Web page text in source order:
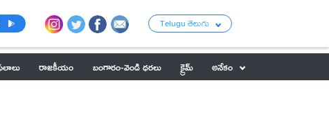
Telugu తెలుగు
రాజకీయం బంగారం-వెండి ధరలు క్రైమ్
అనేకం